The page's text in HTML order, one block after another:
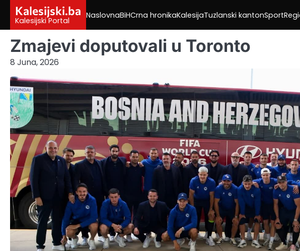
content
Kalesijski.ba
Kalesijski Portal
NaslovnaBiHCrna hronikaKalesijaTuzlanski kantonSport
Zmajevi doputovali u Toronto
8 Juna, 2026